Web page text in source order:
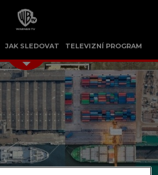
JAK SLEDOVAT TELEVIZNÍ PROGRAM